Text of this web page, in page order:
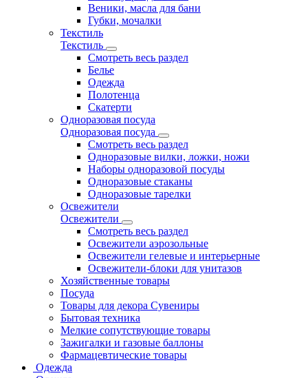
Веники, масла для бани
Губки, мочалки
Текстиль
Текстиль
Смотреть весь раздел
Белье
Одежда
Полотенца
Скатерти
Одноразовая посуда
Одноразовая посуда
Смотреть весь раздел
Одноразовые вилки, ложки, ножи
Наборы одноразовой посуды
Одноразовые стаканы
Одноразовые тарелки
Освежители
Освежители
Смотреть весь раздел
Освежители аэрозольные
Освежители гелевые и интерьерные
Освежители-блоки для унитазов
Хозяйственные товары
Посуда
Товары для декора Сувениры
Бытовая техника
Мелкие сопутствующие товары
Зажигалки и газовые баллоны
Фармацевтические товары
Одежда